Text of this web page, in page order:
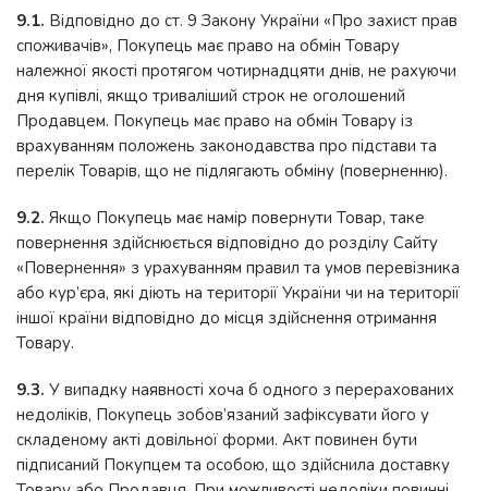
9.1. Відповідно до ст. 9 Закону України «Про захист прав
споживачів», Покупець має право на обмін Товару
належної якості протягом чотирнадцяти днів, не рахуючи
дня купівлі, якщо триваліший строк не оголошений
Продавцем. Покупець має право на обмін Товару із
врахуванням положень законодавства про підстави та
перелік Товарів, що не підлягають обміну (поверненню).
9.2. Якщо Покупець має намір повернути Товар, таке
повернення здійснюється відповідно до розділу Сайту
«Повернення» з урахуванням правил та умов перевізника
або кур’єра, які діють на території України чи на території
іншої країни відповідно до місця здійснення отримання
Товару.
9.3. У випадку наявності хоча б одного з перерахованих
недоліків, Покупець зобов’язаний зафіксувати його у
складеному акті довільної форми. Акт повинен бути
підписаний Покупцем та особою, що здійснила доставку